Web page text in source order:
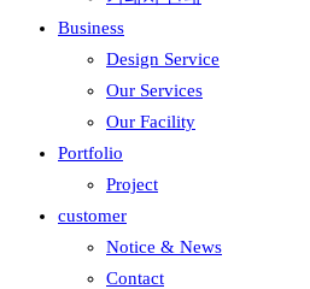
Business
Design Service
Our Services
Our Facility
Portfolio
Project
customer
Notice & News
Contact